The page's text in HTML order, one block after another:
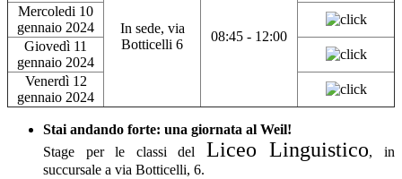
In sede, via
Botticelli 6
08:45 - 12:00
Mercoledi 10
gennaio 2024
Giovedì 11
gennaio 2024
Venerdì 12
gennaio 2024
Stai andando forte: una giornata al Weil!
Stage per le classi del Liceo Linguistico, in
succursale a via Botticelli, 6.